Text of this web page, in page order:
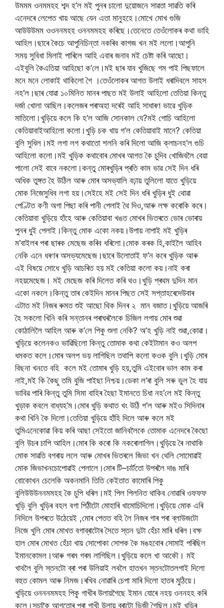
উমমম ওনমমহহ শব্দ হ‘ল মই পুনৰ চালো দুয়োজনে সাৱতা সাৱতি কৰি
এনেদৰে লেপেত খায় আছে যেন এতা মানুহহে।মোখে মোখ গুজি
আউউউমম ওওননমহহ ওননমমহহ কৰিছে।তেনেতে তেওঁলোকৰ কথা ভাহি
আহিল।ছাৰে কৈচে আপুনিচিন্তা নকৰিব কাগজ খন মই ললো।আপুনি
সময় সুবিধা মিলাই পাৰিলে আহি এবাৰ জনাব মই চেষ্টা কৰি আছো।
এইবুলি কৈএতিয়া আহিছো ক‘লে।মই ছাৰ যাব খুজিছে গম পাই পিছফালে
মনে মনে লোকাই থাকিলো গৈ ।তেওঁলোকৰ আগত উলাই ধৰাদিবলে সাহস
নহ‘ল।ছাৰ যোৱা ১০মিনিত মানৰ পাছত মই উলাই আহিলো তেতিয়া কিন্তু
দৰ্জা খোলা আছিল।কলেজৰ পৰাঅহা দৰেই আহি সাধাৰণ ভাৱে খুড়িক
মাতিলো।খুড়িয়ে কলে কি হ‘ল আজি সোনকাল যে?মই গোচি আহিলো
কেতিয়াবাইআহিলো কলো।খুড়ি চক খায় গ‘ল কেতিয়াবাই মানে? কেতিয়া
বুলি সুধিল।মই লগা লগ কথাতো শলনি কৰি দিলো আজি ক্লাচনহ‘ল গুচি
আহিলো কলো।মই খুড়িক কথাবোৰ মোখৰ আগত কৈ চুদিব খোজিবলৈ বেয়া
পালো সেই বাবে নকলো।কন্তু মোৰখুড়িৰ প্ৰতি কাম ভাৱ সেই দিন ধৰি
অধিক তুঙ্গত হৈ উঠিল আৰু মোৰ অসভ্যালি বঢ়ায় তুলিলো যাতে খুড়িয়ে
মোক নিজেসুধিব লগা হয়।সেইহে মই সেই দিন ধৰি খুড়িৰ ধুই থোৱা
পেণ্টিত কণী অগা পিছা কৰি পানী পেলাই থৈ দিও,আৰু লক্ষ কৰোকি কৰে।
কেতিয়াবা খুড়িয়ে হাঁহে আৰু কেতিয়াবা খঙত মোখৰ ভিতৰতে ভোৰ ভোৰায়
পুনৰ ধুই পেলাই।কিন্তু মোক একো নকয়।উপায় নাপাই মই খুড়িৰ
ম‘বাইলৰ পৰা ছাৰক মেছেজ কৰিব ধৰিলো।মোক কৰক হি,কাইলৈ আহিব
নেকি এনে ধৰণৰ অসভ্যমেছেজ।ছাৰে উলোতাই ফ‘ন কৰে খুড়িক আৰু
এই বিষয়ে সোধে খুড়ি আচৰিত হয় মই কেতিয়া কলো কয়।নাই কৰা
নহয়মেছেজ। মই মেছেজ কৰি দিলেত কৰি থও।খুড়ি প্ৰথম দুদিন মান
একো নকলে।কিন্তু তাৰ কেইদিন মানৰ পিছত সেই সপ্তাহৰেদেউবাৰ
এটাত মই নিজৰ ৰুমত শুই আছো থিক দিনৰ ২ মান বজাত।খুড়িয়ে আজৰি
হৈ সকলো খিনি কৰি সন্তানৰ পৰাঘৰলৈকে চিজিল লগায় মোৰ শুৱা
কোঠালিলৈ আহিল আৰু ক‘লে পিকু শুলা নেকি? অ‘হ খুড়ি নাই শুৱা,কোৱা।
খুড়িয়ে কলেনকও ভাৱিছিলো কিন্তু তোমাক কথা কেইটামান কও অলপ
ধমকত কলে।মোৰ অলপ ভয় লাগিছিল তথাপি কলো কওক বুলি।খুড়ি মোৰ
বিছনা খনতে বহি কলে মই তোমাৰ খুড়ি হয়,তুমি এইবোৰ ভাল কাম কৰা
নাই,মই কি কৈছু তমি বুজি পাইছা নিশ্চয়।ডেকা ল‘ৰা বুলি সৰু ভুল হৈ যায়
ভাবিৱ পাৰি কিন্তু তুমি সিমা বাহিৰ হৈছা ইমানতে চিধা নহ‘লে মই কিন্তু
খুড়াক কবলে বাধ্যহ‘ম।মোৰ খুড়ি কথাত খং উঠি গ‘ল আৰু মইও সিদিনাৰ
কথা খিনি কৈ দিলো।তেতিয়া খুড়িয়ে হাঁহি দিলে আৰু কলে মই
তুমিএনেকোৱা কিয় কৰি আছা সেইতো জানিবলৈকে তোমাক এনেদৰে কৈছো
বুলি উচৰ চাপি আহিল।মোৰ কি কৰো কি নকৰোলাগিল।খুড়িয়ে ৰৈ নাথাকি
মোক সাৱতি বগৰায় ললে আৰু মোখৰ ভিতৰলে জিভা খন থেলি সোমোৱাই
মোক জিভাখনচোপোৱাই পেলালে।মোৰ টি–চাৰ্টতো উপৰলৈ দাঙ মাৰি
বোকোখন চেলেকি অকনমানি তিতি কেইতাত কামোৰি পিকু
বুলিউউউননমমহহ কৈ চুপি ধৰিল।মই পিল পিলনিত থাকিব নোৱাৰি ওফফফ
খুড়ি বুলি খুড়িৰ বহল বগা পিঠীটো মোহাৰি খামোচিদিলো।খুড়িয়ে মোক এৰি
নিদিলে উপৰতে উঠেয়েই ,মোৰ পেতত বহি লৈ নিজৰ গাৰ পৰা ব্লাউজটো
নিজে খুলি মোৰ মোখত বগাব্ৰাটোৰ সৈতে স্তন দুটা হেঁচা মাৰি ধৰিল।বক্ষ
হাল মোৰ মোখত হেঁচা খায় সোপোকা সোপক কৈ মঙহবোৰ সোমাই পৰিছিল
ইমানকোমল।আৰু গৰম গৰম লাগিছিল।খুড়িয়ে কলে খা আকৌ। মই
খাবলৈ বুলি স্তনটো ব্ৰা পৰা উলিয়াই লবলৈ হাতখন স্তনটোতলগাই দিলো
বহুত কোমল আৰু নিমজ।ৰখিব নোৱাৰি চেপা মাৰি দিলো হাতৰ মুঠিয়ে।
খুড়িয়ে ওনননমমহহ পিকু গাখীৰ উলায়গৈছে ইমান যোৰে নহয় ওননহহ কৰি
কলে।সচাকৈ আগতোৰ পৰা গাখী উলায় ব্ৰাটো ভিজী গৈছিল।মই খুড়িৰ